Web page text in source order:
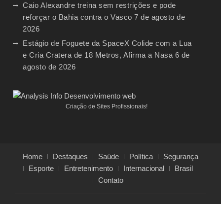
Caio Alexandre treina sem restrições e pode
reforçar o Bahia contra o Vasco 7 de agosto de
2026
Estágio de Foguete da SpaceX Colide com a Lua
e Cria Cratera de 18 Metros, Afirma a Nasa 6 de
agosto de 2026
Criação de Sites Profissionais!
Home Destaques Saúde Política
Segurança
Esporte
Entretenimento Internacional
Brasil
Contato